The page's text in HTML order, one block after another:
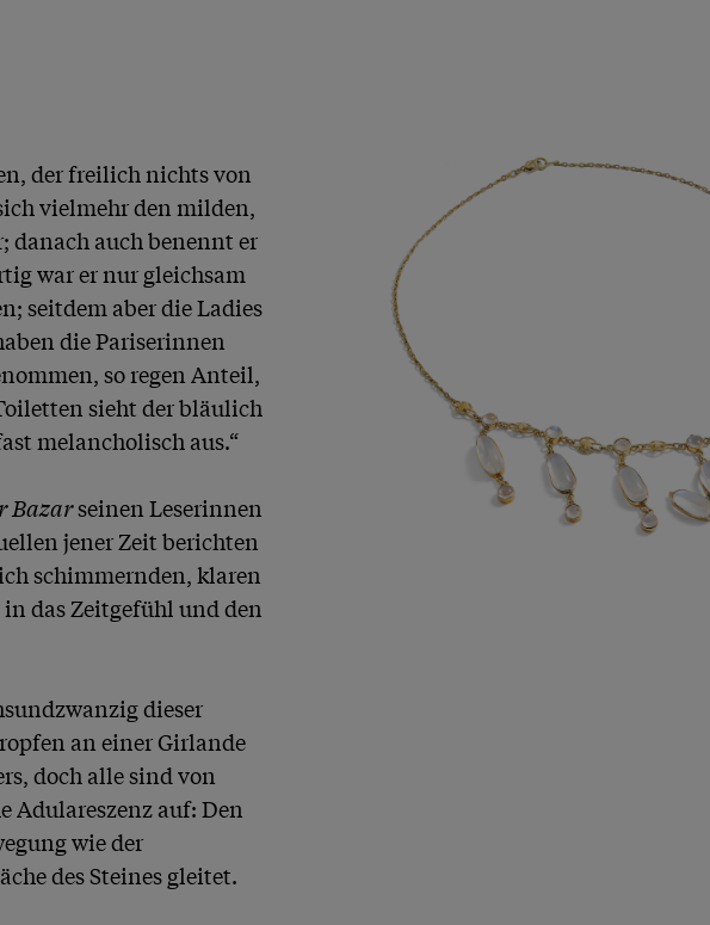
der freilich nichts von
vielmehr den milden,
danach auch benennt er
war er nur gleichsam
seitdem aber die Ladies
die Pariserinnen
so regen Anteil,
sieht der bläulich
melancholisch aus.“
Bazar seinen Leserinnen
jener Zeit berichten
schimmernden, klaren
das Zeitgefühl und den
dieser
an einer Girlande
doch alle sind von
Adulareszenz auf: Den
wie der
des Steines gleitet.